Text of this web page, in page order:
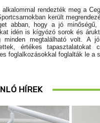
alkalommal rendezték meg a
került
abban, hogy a jó
idén is kígyózó sorok és
minden megtalálható volt. A
értékes tapasztalatokat
foglalkozásokkal foglalták le a
HÍREK